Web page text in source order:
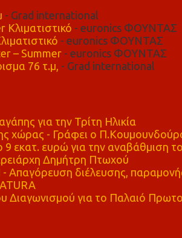
- Grad international
- euronics ΦΟΥΝΤΑΣ
- euronics ΦΟΥΝΤΑΣ
– Summer- euronics ΦΟΥΝΤΑΣ
76 τ.μ, - Grad international
για την Τρίτη Ηλικία
χώρας - Γράφει ο
9 εκατ. ευρώ για την αναβάθμιση
Δημήτρη Πτωχού
διέλευσης, παραμονής
Διαγωνισμού για το Παλαιό